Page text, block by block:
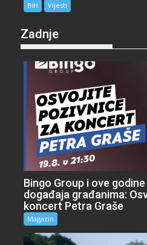
BiH Vijesti
Zadnje
Bingo Group i ove
događaja građanima:
koncert Petra Graše
Magazin